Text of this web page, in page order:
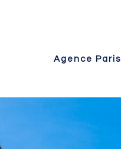
Agence Paris